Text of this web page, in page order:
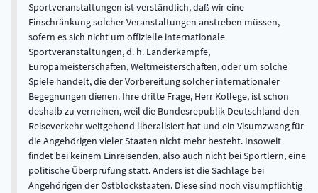
Sportveranstaltungen ist verständlich, daß wir eine
Einschränkung solcher Veranstaltungen anstreben müssen,
sofern es sich nicht um offizielle internationale
Sportveranstaltungen, d. h. Länderkämpfe,
Europameisterschaften, Weltmeisterschaften, oder um solche
Spiele handelt, die der Vorbereitung solcher internationaler
Begegnungen dienen. Ihre dritte Frage, Herr Kollege, ist schon
deshalb zu verneinen, weil die Bundesrepublik Deutschland den
Reiseverkehr weitgehend liberalisiert hat und ein Visumzwang für
die Angehörigen vieler Staaten nicht mehr besteht. Insoweit
findet bei keinem Einreisenden, also auch nicht bei Sportlern, eine
politische Überprüfung statt. Anders ist die Sachlage bei
Angehörigen der Ostblockstaaten. Diese sind noch visumpflichtig